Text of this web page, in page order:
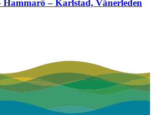
Hammarö – Karlstad, Vänerleden